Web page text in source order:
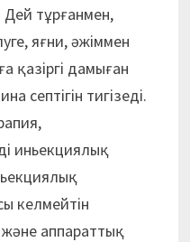
тұрғанмен,
яғни, әжіммен
қазіргі дамыған
септігін тигізеді.
иньекциялық
келмейтін
аппараттық